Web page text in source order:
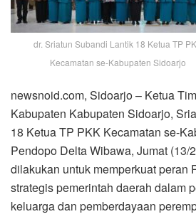
dr. Sriatun Subandi Lantik 18 Ketua TP
Kecamatan se-Kabupaten Sidoarjo
newsnoid.com, Sidoarjo – Ketua
Kabupaten Kabupaten Sidoarjo,
18 Ketua TP PKK Kecamatan se-
Pendopo Delta Wibawa, Jumat (13/
dilakukan untuk memperkuat peran
strategis pemerintah daerah dalam
keluarga dan pemberdayaan